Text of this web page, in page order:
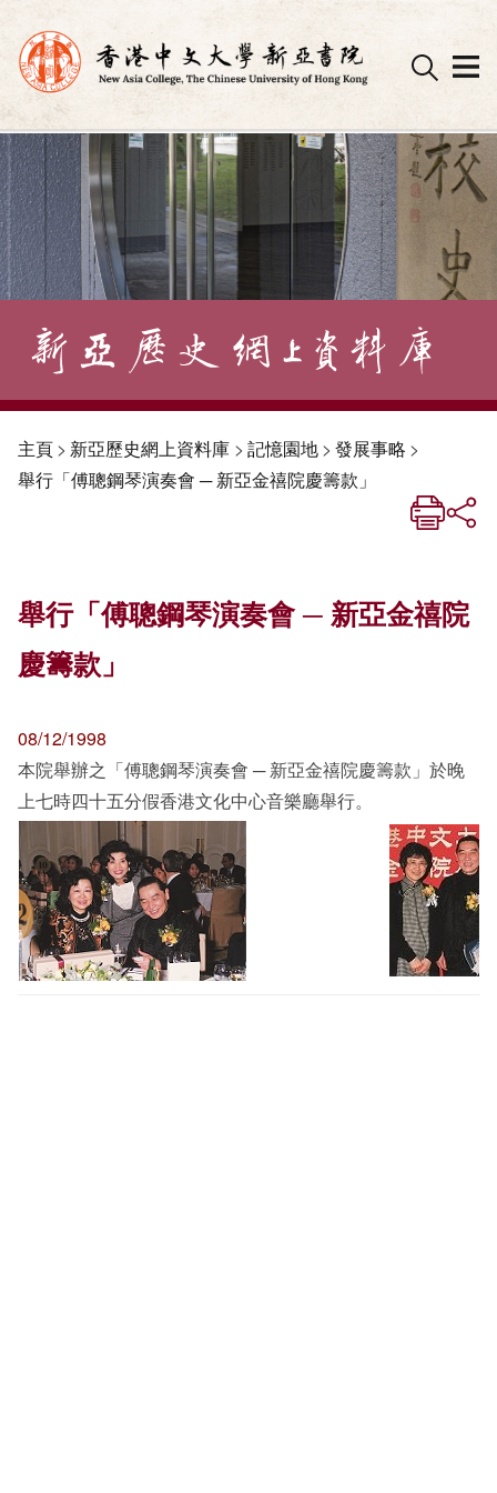
Skip
to
content
主頁> 新亞歷史網上資料庫 > 記憶園地> 發展事略 >
舉行「傅聰鋼琴演奏會 ─ 新亞金禧院慶籌款」
舉行「傅聰鋼琴演奏會 ─ 新亞金禧院
慶籌款」
08/12/1998
本院舉辦之「傅聰鋼琴演奏會 ─ 新亞金禧院慶籌款」於晚
上七時四十五分假香港文化中心音樂廳舉行。